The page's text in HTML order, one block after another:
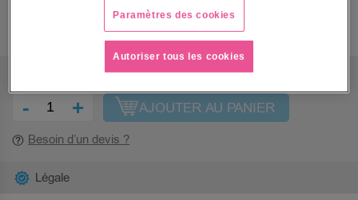
- + AJOUTER AU PANIER
Besoin d’un devis ?
Légale
Paramètres des cookies
Autoriser tous les cookies